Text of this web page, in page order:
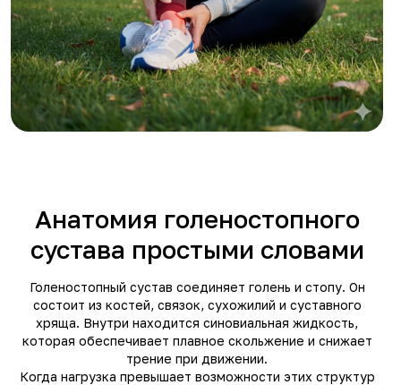
Анатомия голеностопного
сустава простыми словами
Голеностопный сустав соединяет голень и стопу. Он
состоит из костей, связок, сухожилий и суставного
хряща. Внутри находится синовиальная жидкость,
которая обеспечивает плавное скольжение и снижает
трение при движении.
Когда нагрузка превышает возможности этих структур